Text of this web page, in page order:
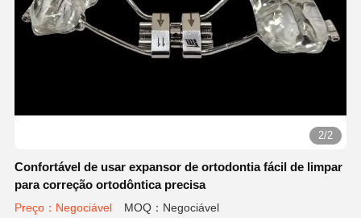
2/2
Confortável de usar expansor de ortodontia fácil de limpar
para correção ortodôntica precisa
Preço：Negociável MOQ：Negociável